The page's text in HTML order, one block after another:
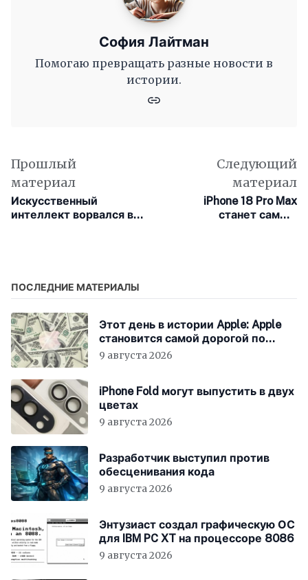
София Лайтман
Помогаю превращать разные новости в
истории.
Прошлый
материал
Искусственный
интеллект ворвался в
Следующий
материал
iPhone 18 Pro Max
станет самым
ПОСЛЕДНИЕ МАТЕРИАЛЫ
Этот день в истории Apple: Apple
становится самой дорогой по
рыночной капитализации
9 августа 2026
iPhone Fold могут выпустить в двух
цветах
9 августа 2026
Разработчик выступил против
обесценивания кода
9 августа 2026
Энтузиаст создал графическую ОС
для IBM PC XT на процессоре 8086
9 августа 2026